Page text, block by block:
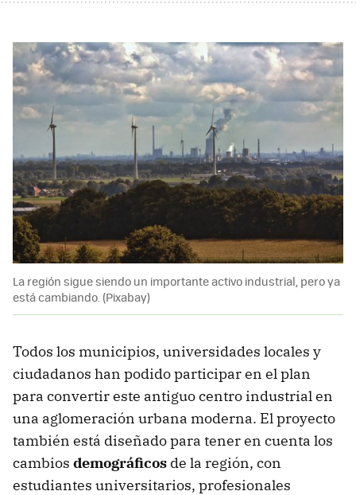
La región sigue siendo un importante activo industrial, pero ya
está cambiando. (Pixabay)
Todos los municipios, universidades locales y
ciudadanos han podido participar en el plan
para convertir este antiguo centro industrial en
una aglomeración urbana moderna. El proyecto
también está diseñado para tener en cuenta los
cambios demográficos de la región, con
estudiantes universitarios, profesionales